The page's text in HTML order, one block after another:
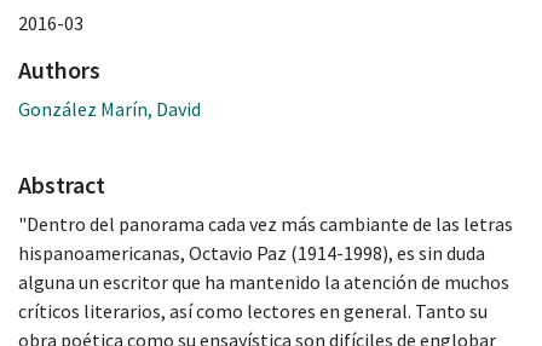
2016-03
Authors
González Marín, David
Abstract
"Dentro del panorama cada vez más cambiante de las letras
hispanoamericanas, Octavio Paz (1914-1998), es sin duda
alguna un escritor que ha mantenido la atención de muchos
críticos literarios, así como lectores en general. Tanto su
obra poética como su ensayística son difíciles de englobar